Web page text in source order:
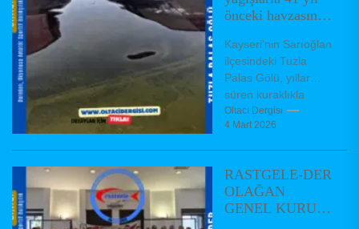
önceki havzasına
Kayseri'nin Sarıoğlan
ilçesindeki Tuzla
Palas Gölü, yıllar
süren kuraklıkla
küçülerek geçen yıl
20 kilometrekareye
Oltacı Dergisi
4 Mart 2026
RASTGELE-DER
OLAĞAN
GENEL KURUL